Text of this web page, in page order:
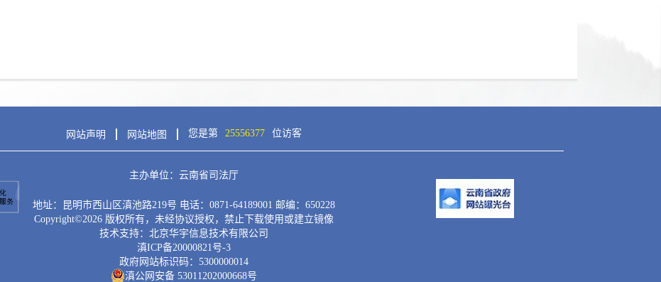
网站声明 网站地图 您是第 25556377 位访客
主办单位：云南省司法厅
地址：昆明市西山区滇池路219号 电话：0871-64189001 邮编：650228
Copyright©2026 版权所有，未经协议授权，禁止下载使用或建立镜像
技术支持：北京华宇信息技术有限公司
滇ICP备20000821号-3
政府网站标识码：5300000014
滇公网安备 53011202000668号